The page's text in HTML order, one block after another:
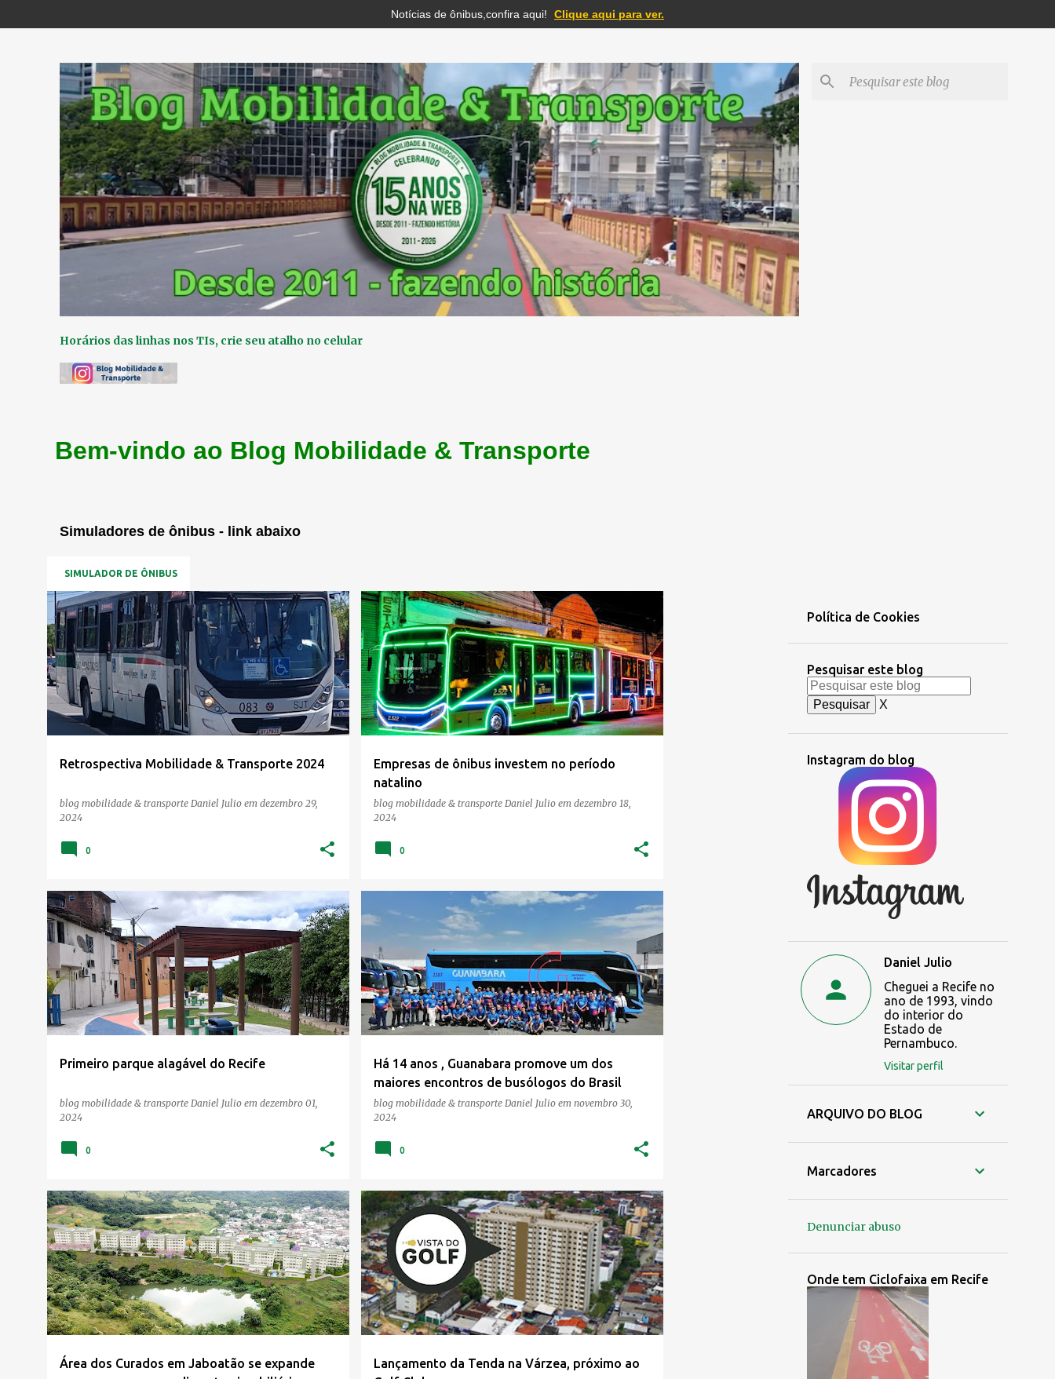
Pular para o conteúdo principal
Horários das linhas nos TIs, crie seu atalho no celular
Notícias de ônibus,confira aqui! Clique aqui para ver.
Bem-vindo ao Blog Mobilidade & Transporte
Simuladores de ônibus - link abaixo
SIMULADOR DE ÔNIBUS
P
o
s
t
a
Retrospectiva Mobilidade & Transporte 2024
blog mobilidade & transporte Daniel Julio em dezembro 29,
2024
0
Empresas de ônibus investem no período
natalino
blog mobilidade & transporte Daniel Julio em dezembro 18,
2024
0
Primeiro parque alagável do Recife
blog mobilidade & transporte Daniel Julio em dezembro 01,
2024
0
Há 14 anos , Guanabara promove um dos
maiores encontros de busólogos do Brasil
blog mobilidade & transporte Daniel Julio em novembro 30,
2024
0
Área dos Curados em Jaboatão se expande
Lançamento da Tenda na Várzea, próximo ao
Política de Cookies
Pesquisar este blog
X
Instagram do blog
Daniel Julio
Cheguei a Recife no
ano de 1993, vindo
do interior do
Estado de
Pernambuco.
Visitar perfil
ARQUIVO DO BLOG
Marcadores
Denunciar abuso
Onde tem Ciclofaixa em Recife